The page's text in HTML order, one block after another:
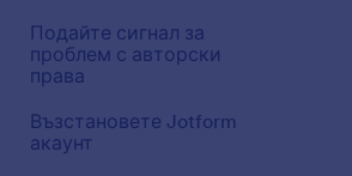
Подайте сигнал за
проблем с авторски
права
Възстановете Jotform
акаунт